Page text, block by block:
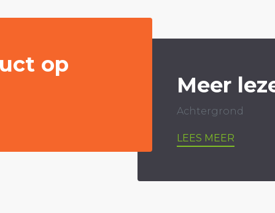
op
Meer
Achtergrond
LEES MEER